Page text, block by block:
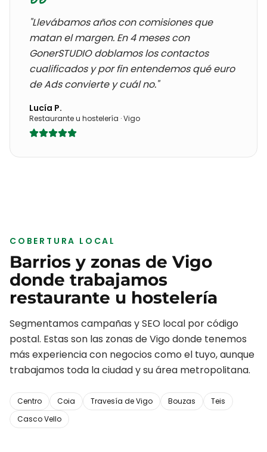
"Llevábamos años concomisiones que
matan el margen. En 4 meses con
GonerSTUDIO doblamos los contactos
cualificados y por fin entendemos qué euro
de Ads convierte y cuál no."
Lucía P.
Restaurante u hostelería ·Vigo
COBERTURA LOCAL
Barrios y zonas de Vigo
donde trabajamos
restaurante u hostelería
Segmentamos campañas y SEO local por código
postal. Estas son las zonas deVigo donde tenemos
más experiencia con negocios como el tuyo, aunque
trabajamos toda la ciudad y su área metropolitana.
Centro Coia Travesía de Vigo Bouzas
Teis
Casco Vello